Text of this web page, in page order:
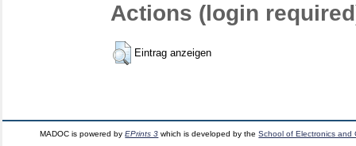
Actions (login
Eintrag anzeigen
MADOC is powered byEPrints 3 which is developed by theSchool of Electronics and